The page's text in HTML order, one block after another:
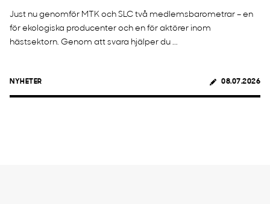
Just nu genomför MTK och SLC två medlemsbarometrar – en
för ekologiska producenter och en för aktörer inom
hästsektorn. Genom att svara hjälper du ...
NYHETER 08.07.2026